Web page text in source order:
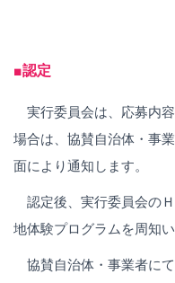
■認定
実行委員会は、応募内
場合は、協賛自治体・事
面により通知します。
認定後、実行委員会の
地体験プログラムを周知い
協賛自治体・事業者に